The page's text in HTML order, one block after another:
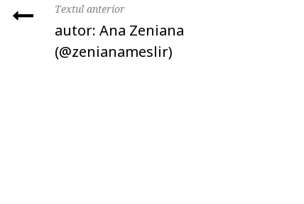
Textul anterior
autor: Ana Zeniana
‏(@zenianameslir)